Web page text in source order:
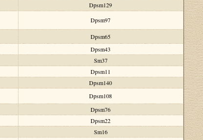
Dpsm129
Dpsm97
Dpsm65
Dpsm43
Sm37
Dpsm11
Dpsm140
Dpsm108
Dpsm76
Dpsm22
Sm16